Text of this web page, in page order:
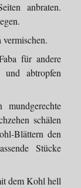
anbraten.
für andere
abtropfen
schälen
Blättern den
Stücke
dem Kohl hell